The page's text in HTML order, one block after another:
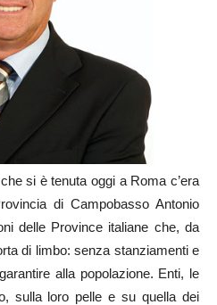
si è tenuta oggi a Roma c’era
di Campobasso Antonio
delle Province italiane che, da
di limbo: senza stanziamenti e
alla popolazione. Enti, le
sulla loro pelle e su quella dei